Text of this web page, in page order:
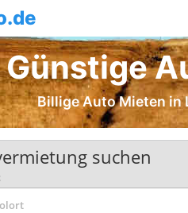
Günstige
Billige Auto Mieten in
suchen